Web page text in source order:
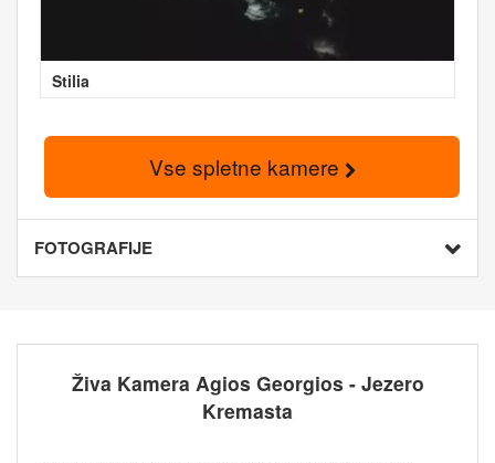
Stilia
Vse spletne kamere
FOTOGRAFIJE
Živa Kamera Agios Georgios - Jezero
Kremasta